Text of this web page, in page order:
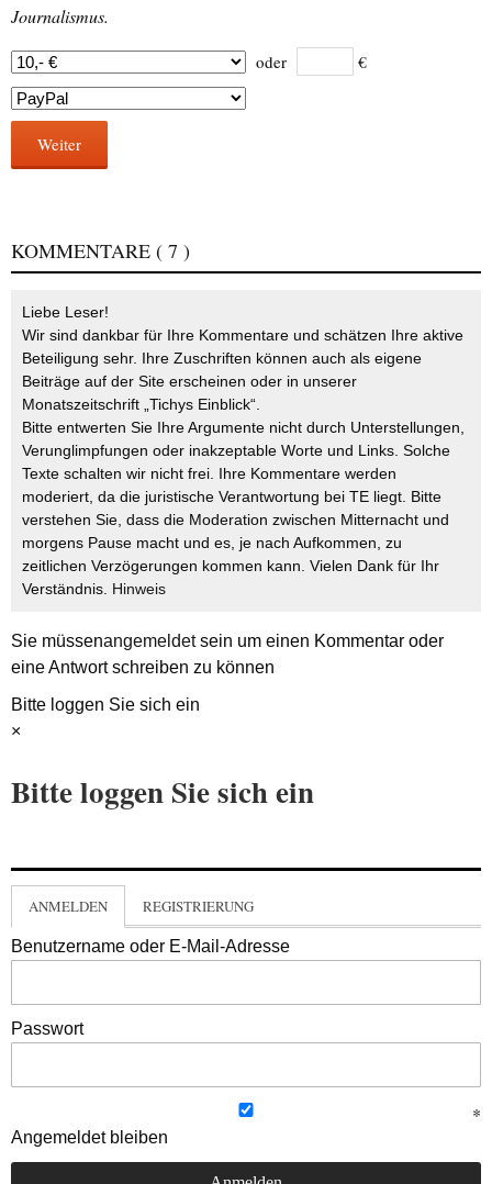
Journalismus.
oder €
Weiter
KOMMENTARE ( 7 )
Liebe Leser!
Wir sind dankbar für Ihre Kommentare und schätzen Ihre aktive
Beteiligung sehr. Ihre Zuschriften können auch als eigene
Beiträge auf der Site erscheinen oder in unserer
Monatszeitschrift „Tichys Einblick“.
Bitte entwerten Sie Ihre Argumente nicht durch Unterstellungen,
Verunglimpfungen oder inakzeptable Worte und Links. Solche
Texte schalten wir nicht frei. Ihre Kommentare werden
moderiert, da die juristische Verantwortung bei TE liegt. Bitte
verstehen Sie, dass die Moderation zwischen Mitternacht und
morgens Pause macht und es, je nach Aufkommen, zu
zeitlichen Verzögerungen kommen kann. Vielen Dank für Ihr
Verständnis. Hinweis
Sie müssenangemeldetsein um einen Kommentar oder
eine Antwort schreiben zu können
Bitte loggen Sie sich ein
×
Bitte loggen Sie sich ein
ANMELDEN REGISTRIERUNG
Benutzername oder E-Mail-Adresse
Passwort
Angemeldet bleiben